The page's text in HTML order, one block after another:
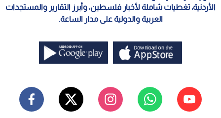
الأردنية، تغطيات شاملة لأخبار فلسطين، وأبرز التقارير والمستجدات
العربية والدولية على مدار الساعة.